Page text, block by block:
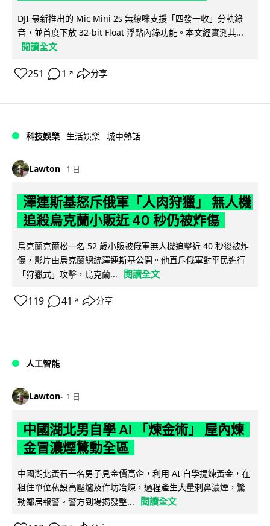
DJI 最新推出的 Mic Mini 2s 無線咪支援「四發一收」分軌錄
音，並首度下放 32-bit Float 浮點內錄功能。本文經實測其...
閱讀全文
251 1 ↗ 分享
科技娛樂 生活娛樂 城中熱話
Lawton 1 日
澤連斯基怒斥俄軍「人肉狩獵」 無人機
追殺烏克蘭小販近 40 秒仍被炸傷
烏克蘭克爾松一名 52 歲小販被俄軍無人機追擊近 40 秒後被炸
傷，影片由烏克蘭總統澤連斯基公開。他直斥俄軍對平民進行
「狩獵式」攻擊，烏克蘭...
閱讀全文
119 41 ↗ 分享
人工智能
Lawton 1 日
中國湖北男自學 AI 「煉金術」 屋內煉
金冒濃煙驚動全區
中國湖北黃石一名男子見金價高企，利用 AI 自學提煉黃金，在
租住單位私設高壓爐及作坊冶煉，過程產生大量刺鼻濃煙，驚
動鄰居報警。警方到場揭發整...
閱讀全文